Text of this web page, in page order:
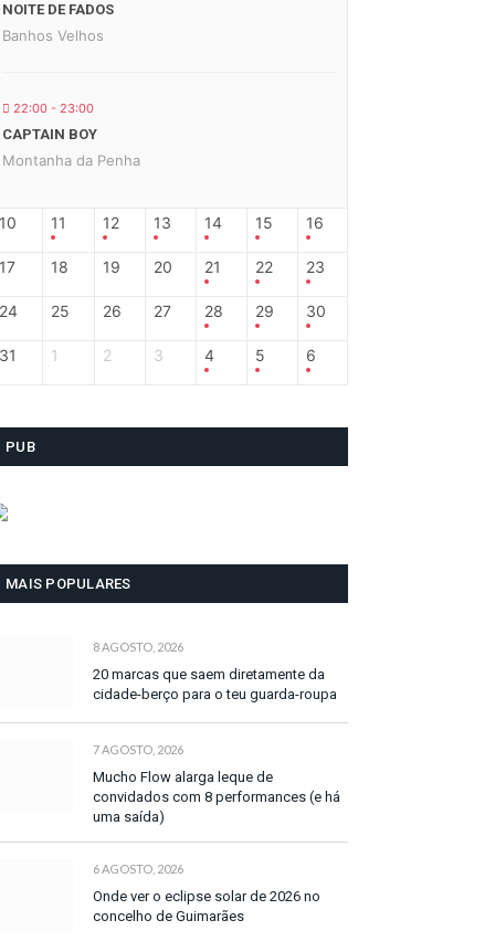
NOITE DE FADOS
Banhos Velhos
22:00 - 23:00
CAPTAIN BOY
Montanha da Penha
10 11 12 13 14 15 16
17 18 19 20 21 22 23
24 25 26 27 28 29 30
31 1 2 3 4 5 6
PUB
MAIS POPULARES
8 AGOSTO, 2026
20 marcas que saem diretamente da
cidade-berço para o teu guarda-roupa
7 AGOSTO, 2026
Mucho Flow alarga leque de
convidados com 8 performances (e há
uma saída)
6 AGOSTO, 2026
Onde ver o eclipse solar de 2026 no
concelho de Guimarães